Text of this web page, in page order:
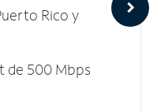
Rico y
de 500 Mbps